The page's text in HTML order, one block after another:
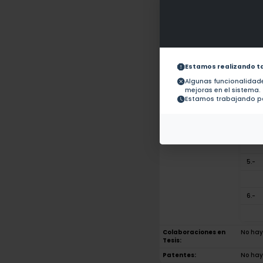
Estamos realizando
Algunas
mejoras en el sistema.
Estamos trabajando
3.-
5.-
6.-
Colaboraciones en
Tesis:
No
Patentes: No